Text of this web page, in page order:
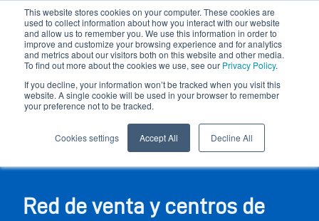
This website stores cookies on your computer. These cookies are
used to collect information about how you interact with our website
and allow us to remember you. We use this information in order to
improve and customize your browsing experience and for analytics
and metrics about our visitors both on this website and other media.
To find out more about the cookies we use, see our Privacy Policy.
If you decline, your information won’t be tracked when you visit this
website. A single cookie will be used in your browser to remember
your preference not to be tracked.
Cookies settings Accept All Decline All
Red de venta y centros de